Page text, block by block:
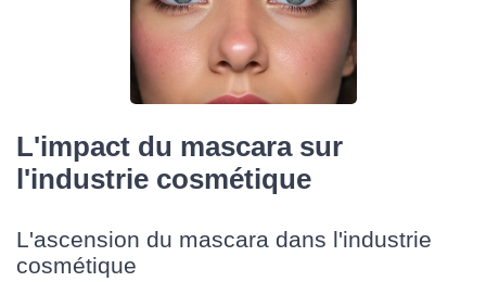
L'impact du mascara sur
l'industrie cosmétique
L'ascension du mascara dans l'industrie
cosmétique